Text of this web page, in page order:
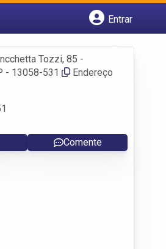
Entrar
Tozzi, 85 -
- 13058-531
Endereço
Comente